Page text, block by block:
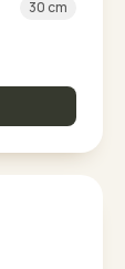
30 cm